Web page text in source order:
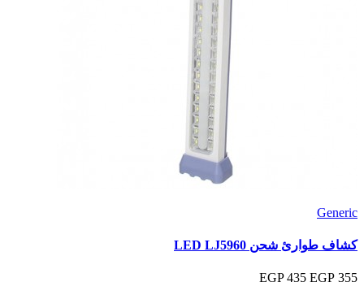
Generic
كشاف طوارئ شحن LED LJ5960
355 EGP
435 EGP